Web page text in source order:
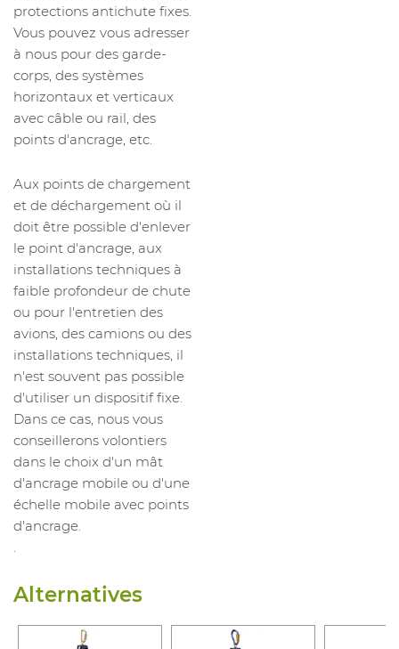
protections antichute fixes.
Vous pouvez vous adresser
à nous pour des garde-
corps, des systèmes
horizontaux et verticaux
avec câble ou rail, des
points d'ancrage, etc.
Aux points de chargement
et de déchargement où il
doit être possible d'enlever
le point d'ancrage, aux
installations techniques à
faible profondeur de chute
ou pour l'entretien des
avions, des camions ou des
installations techniques, il
n'est souvent pas possible
d'utiliser un dispositif fixe.
Dans ce cas, nous vous
conseillerons volontiers
dans le choix d'un mât
d'ancrage mobile ou d'une
échelle mobile avec points
d'ancrage.
.
Alternatives